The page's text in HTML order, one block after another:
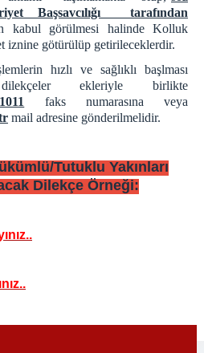
Başsavcılığı tarafından
kabul görülmesi halinde Kolluk
iznine götürülüp getirileceklerdir.
hızlı ve sağlıklı başlması
ekleriyle birlikte
faks numarasına veya
mail adresine gönderilmelidir.
Tutuklu Yakınları
Dilekçe Örneği: